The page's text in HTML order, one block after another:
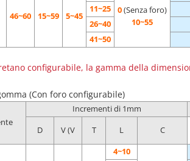
46~60 15~59 5~45
0(Senza foro)
10~55
11~25
26~40
41~50
configurabile, la gamma della
(Con foro configurabile)
Incrementi di 1mm
D V (V T L C
4~10